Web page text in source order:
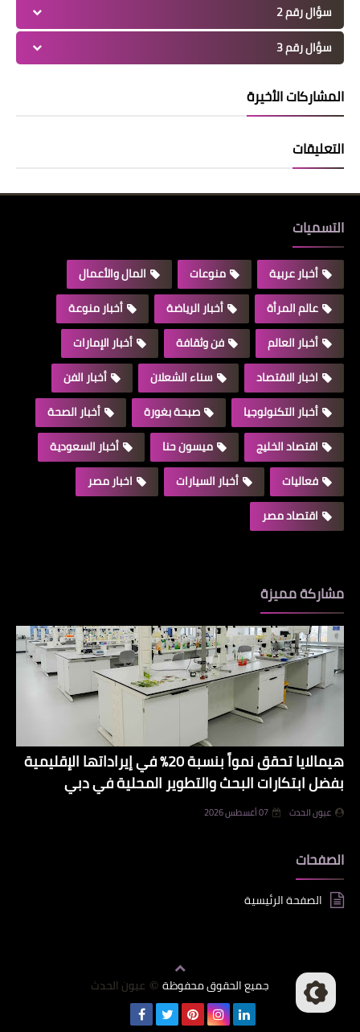
سؤال رقم 2
سؤال رقم 3
المشاركات الأخيرة
التعليقات
التسميات
أخبار عربية منوعات
المال والأعمال
عالم المرأة
أخبار الرياضة
أخبار منوعة
أخبار العالم
فن وثقافة
أخبار الإمارات
اخبار الاقتصاد
سناء الشعلان
أخبار الفن
أخبار التكنولوجيا
صبحة بغورة
أخبار الصحة
اقتصاد الخليج
ميسون حنا
أخبار السعودية
فعاليات
أخبار السيارات
اخبار مصر
اقتصاد مصر
مشاركة مميزة
هيمالايا تحقق نمواً بنسبة 20% في إيراداتها الإقليمية
بفضل ابتكارات البحث والتطوير المحلية في دبي
عيون الحدث 07 أغسطس 2026
الصفحات
الصفحة الرئيسية
جميع الحقوق محفوظة © عيون الحدث